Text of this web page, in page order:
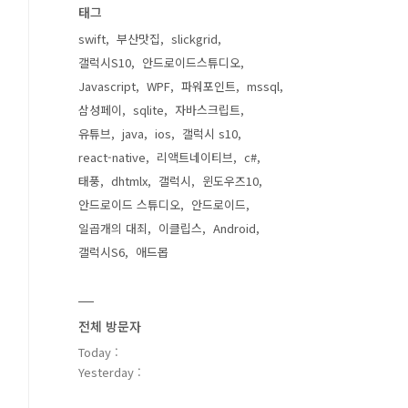
태그
swift 부산맛집
slickgrid
갤럭시S10
안드로이드스튜디오
Javascript
WPF 파워포인트
mssql
삼성페이
sqlite
자바스크립트
유튜브
java ios
갤럭시 s10
react-native
리액트네이티브
c#
태풍
dhtmlx 갤럭시
윈도우즈10
안드로이드 스튜디오
안드로이드
일곱개의 대죄
이클립스
Android
갤럭시S6
애드몹
전체 방문자
Today :
Yesterday :